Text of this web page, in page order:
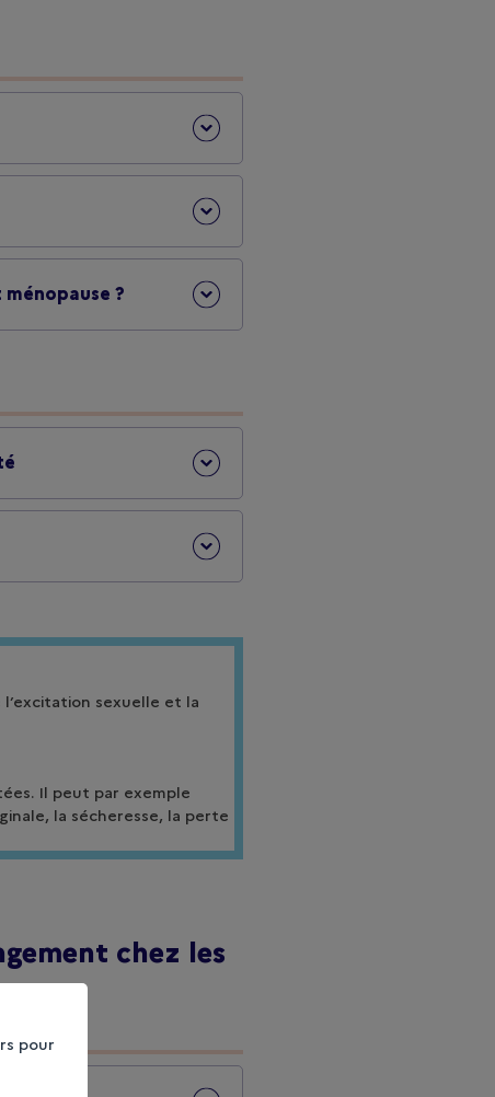
?
sexuelle et la
Il peut par exemple
la sécheresse, la perte
chez les
pour